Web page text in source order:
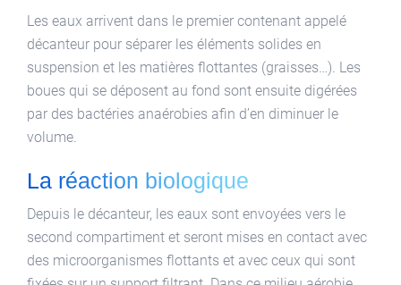
Les eaux arrivent dans le premier contenant appelé
décanteur pour séparer les éléments solides en
suspension et les matières flottantes (graisses…). Les
boues qui se déposent au fond sont ensuite digérées
par des bactéries anaérobies afin d’en diminuer le
volume.
La réaction biologique
Depuis le décanteur, les eaux sont envoyées vers le
second compartiment et seront mises en contact avec
des microorganismes flottants et avec ceux qui sont